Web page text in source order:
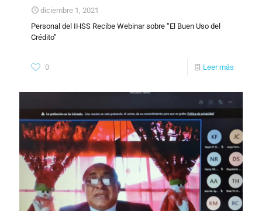
diciembre 1, 2021
Personal del IHSS Recibe Webinar sobre “El Buen Uso del
Crédito”
0 Leer más